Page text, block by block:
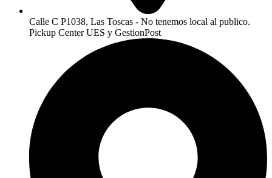
Calle C P1038, Las Toscas - No tenemos local al publico.
Pickup Center UES y GestionPost